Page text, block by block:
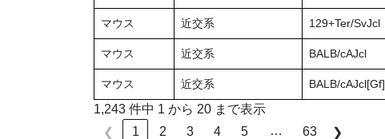
マウス 近交系 129+Ter/SvJcl
マウス 近交系 BALB/cAJcl
マウス 近交系 BALB/cAJcl[Gf]
1,243 件中 1 から 20 まで表示
❮
1 2 3 4 5 … 63 ❯